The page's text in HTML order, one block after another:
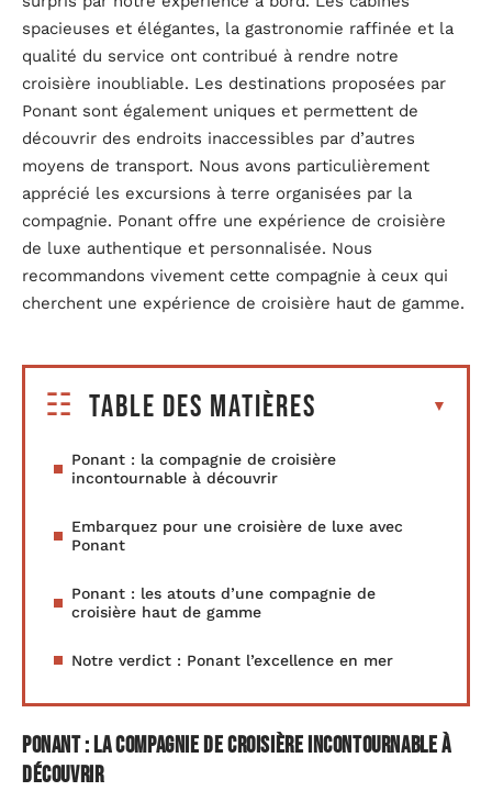
spacieuses et élégantes, la gastronomie raffinée et la
qualité du service ont contribué à rendre notre
croisière inoubliable. Les destinations proposées par
Ponant sont également uniques et permettent de
découvrir des endroits inaccessibles par d’autres
moyens de transport. Nous avons particulièrement
apprécié les excursions à terre organisées par la
compagnie. Ponant offre une expérience de croisière
de luxe authentique et personnalisée. Nous
recommandons vivement cette compagnie à ceux qui
cherchent une expérience de croisière haut de gamme.
Table des matières
Ponant : la compagnie de croisière
incontournable à découvrir
Embarquez pour une croisière de luxe avec
Ponant
Ponant : les atouts d’une compagnie de
croisière haut de gamme
Notre verdict : Ponant l’excellence en mer
Ponant : la compagnie de croisière incontournable à
découvrir